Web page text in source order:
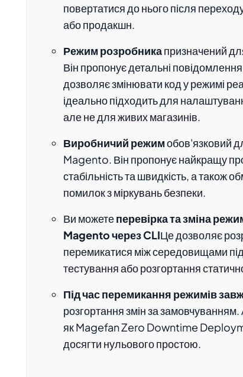
повертатися до нього після
або продакшн.
Режим розробникапризначений
Він пропонує детальні
дозволяє змінювати код у режимі
ідеально підходить для
але не для живих магазинів.
Виробничий режимобов'язковий
Magento. Він пропонує найкращу
стабільність та швидкість, а також
помилок з міркувань безпеки.
Ви можетеперевірка та зміна
Magento через CLIЦе дозволяє
перемикатися між середовищами
тестування або розгортання
Під час перемикання режимів
розгортання змін за замовчуванням.
як Magefan Zero Downtime
досягти нульового простою.